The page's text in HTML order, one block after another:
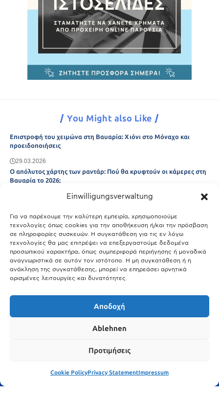
Einwilligungsverwaltung
Για να παρέχουμε την καλύτερη εμπειρία, χρησιμοποιούμε
τεχνολογίες όπως cookies για την αποθήκευση ή/και την πρόσβαση
σε πληροφορίες συσκευών. Η συγκατάθεση για τις εν λόγω
τεχνολογίες θα μας επιτρέψει να επεξεργαστούμε δεδομένα
προσωπικού χαρακτήρα, όπως συμπεριφορά περιήγησης ή μοναδικά
αναγνωριστικά σε αυτόν τον ιστότοπο. Η μη συγκατάθεση ή η
ανάκληση της συγκατάθεσης, μπορεί να επηρεάσει αρνητικά
ορισμένες λειτουργίες και δυνατότητες.
Αποδοχή
Ablehnen
Προτιμήσεις
Cookie PolicyPrivacy StatementImpressum
You Might also Like
Επιστροφή του χειμώνα στη Βαυαρία: Χιόνι στο Μόναχο και
προειδοποιήσεις
29.03.2026
Ο απόλυτος χάρτης των ραντάρ: Πού θα κρυφτούν οι κάμερες στη
Βαυαρία το 2026;
Μόναχο;
25.03.2026
Θύελλα χτυπά το Μόναχο: Κίνδυνος από τους ισχυρούς ανέμους
και τις καταιγίδες
25.03.2026